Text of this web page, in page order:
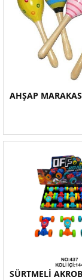
AHŞAP
SÜRTMELİ